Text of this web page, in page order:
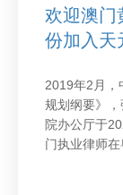
欢迎澳门
份加入天
2019年2月，
规划纲要》，
院办公厅于
门执业律师在